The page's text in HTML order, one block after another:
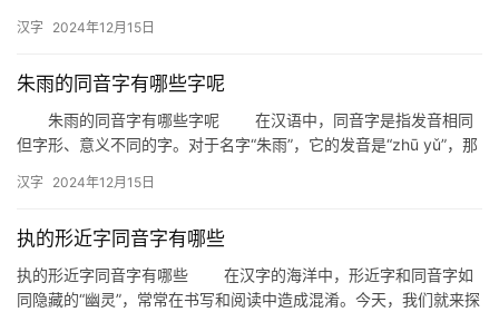
汉字 2024年12月15日
朱雨的同音字有哪些字呢
朱雨的同音字有哪些字呢 在汉语中，同音字是指发音相同
但字形、意义不同的字。对于名字“朱雨”，它的发音是“zhū yǔ”，那
汉字 2024年12月15日
执的形近字同音字有哪些
执的形近字同音字有哪些 在汉字的海洋中，形近字和同音字如
同隐藏的“幽灵”，常常在书写和阅读中造成混淆。今天，我们就来探